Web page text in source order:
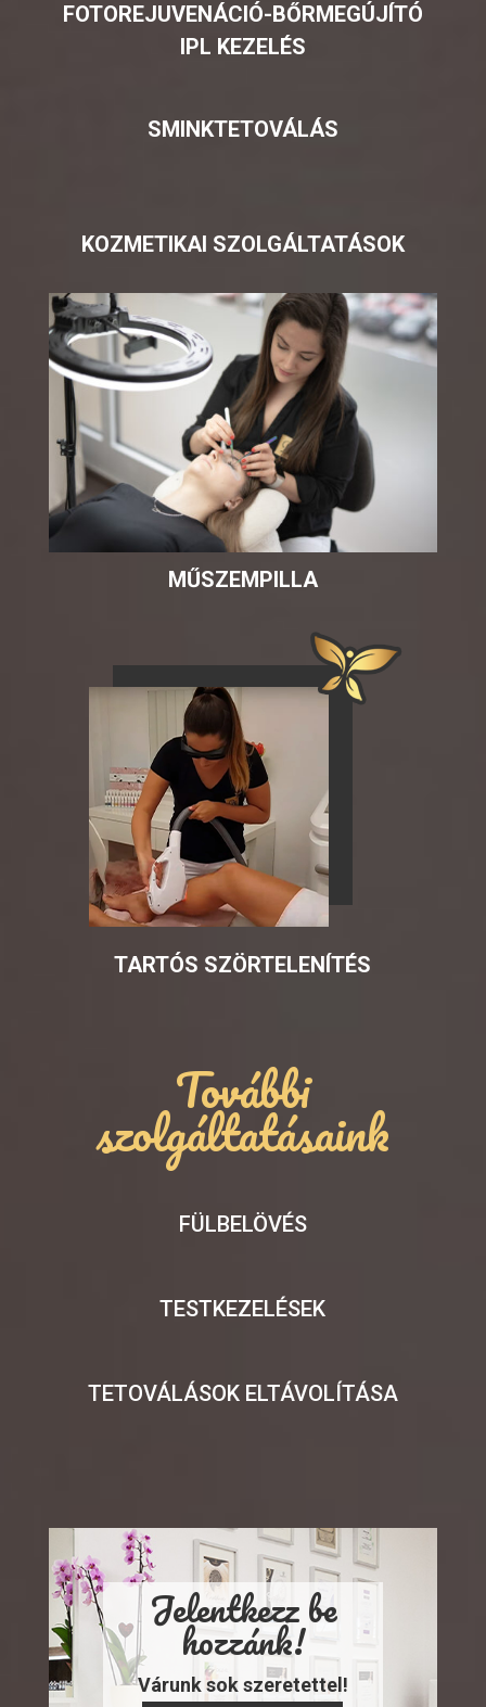
FOTOREJUVENÁCIÓ-BŐRMEGÚJÍTÓ
IPL KEZELÉS
SMINKTETOVÁLÁS
KOZMETIKAI SZOLGÁLTATÁSOK
MŰSZEMPILLA
TARTÓS SZÖRTELENÍTÉS
További
szolgáltatásaink
FÜLBELÖVÉS
TESTKEZELÉSEK
TETOVÁLÁSOK ELTÁVOLÍTÁSA
Jelentkezz be
hozzánk!
Várunk sok szeretettel!